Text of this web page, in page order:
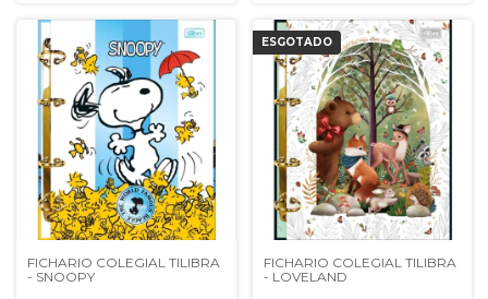
FICHARIO COLEGIAL TILIBRA
- SNOOPY
ESGOTADO
FICHARIO COLEGIAL TILIBRA
- LOVELAND